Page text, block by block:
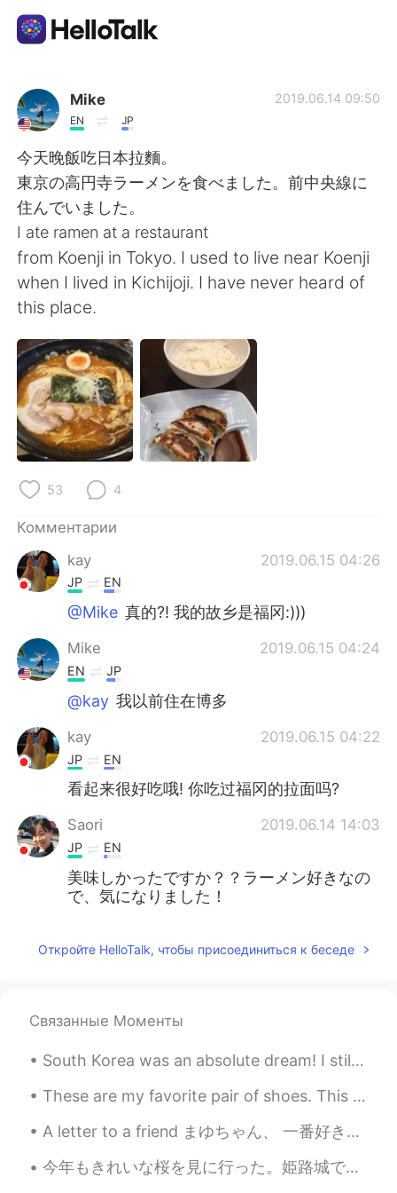
Приложение для Языкового Обмена
AI Grammar Checker
Русский
English 简体中文
繁體中文
العربية Français
Deutsch 日本語
한국어 ไทย
Indonesia
Türkçe
Português
Mike
EN JP
2019.06.14 09:50
今天晚飯吃日本拉麵。
東京の高円寺ラーメンを食べました。前中央線に
住んでいました。
I ate ramen at a restaurant
from Koenji in Tokyo. I used to live near Koenji
when I lived in Kichijoji. I have never heard of
this place.
53 4
Комментарии
kay
2019.06.15 04:26
JP EN
@Mike 真的?! 我的故乡是福冈:)))
Mike 2019.06.15 04:24
EN JP
@kay 我以前住在博多
kay 2019.06.15 04:22
JP EN
看起来很好吃哦! 你吃过福冈的拉面吗?
Saori 2019.06.14 14:03
JP EN
美味しかったですか？？ラーメン好きなの
で、気になりました！
Откройте HelloTalk, чтобы присоединиться к беседе
Связанные Моменты
South Korea was an absolute dream! I still can’t believe I was in Seoul for a week 😭 I hope to co...
These are my favorite pair of shoes. This is my favorite pair of dogs. This is a burrito I cut in...
A letter to a friend まゆちゃん、 一番好きな友人は大学に出発するという噂を聞いた！いいえ！大好きだよ！私たちは一緒にたくさん経験がありました。例えば、こたつルームに勉強...
今年もきれいな桜を見に行った。姫路城で桜の下に通ってる船はあった。神戸市の生田川のとなりである桜は夜でライトアップなお花見していたひどが多かった。仕事場でも満開していた桜とエサをもらいたい鯉を見...